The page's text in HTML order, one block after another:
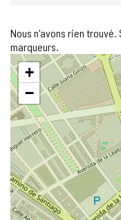
Nous n'avons rien
marqueurs.
Sauter
la
carte
+
−